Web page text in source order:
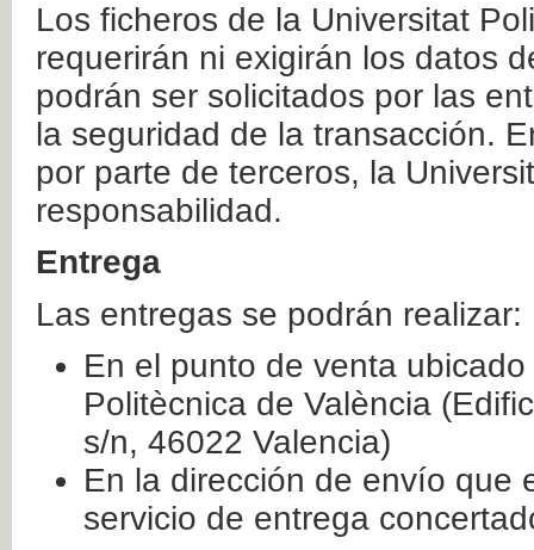
Los ficheros de la Universitat
requerirán ni exigirán los datos
podrán ser solicitados por las
la seguridad de la transacción.
por parte de terceros, la
responsabilidad.
Entrega
Las entregas se podrán realizar:
En el punto de venta
Politècnica de València
s/n, 46022 Valencia)
En la dirección de envío que
servicio de entrega